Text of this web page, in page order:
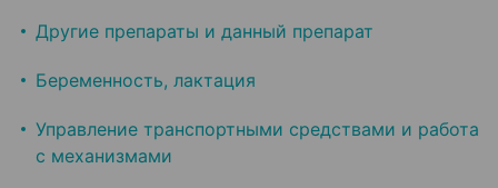
Другие препараты и данный препарат
Беременность, лактация
Управление транспортными средствами и работа
с механизмами